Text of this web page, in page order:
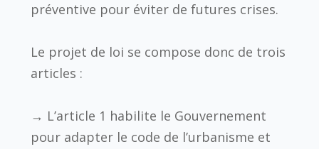
préventive pour éviter de futures crises.
Le projet de loi se compose donc de trois
articles :
→ L’article 1 habilite le Gouvernement
pour adapter le code de l’urbanisme et